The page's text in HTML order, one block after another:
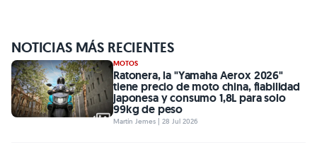
NOTICIAS MÁS RECIENTES
MOTOS
Ratonera, la "Yamaha Aerox 2026"
tiene precio de moto china, fiabilidad
japonesa y consumo 1,8L para solo
99kg de peso
Martín Jemes | 28 Jul 2026